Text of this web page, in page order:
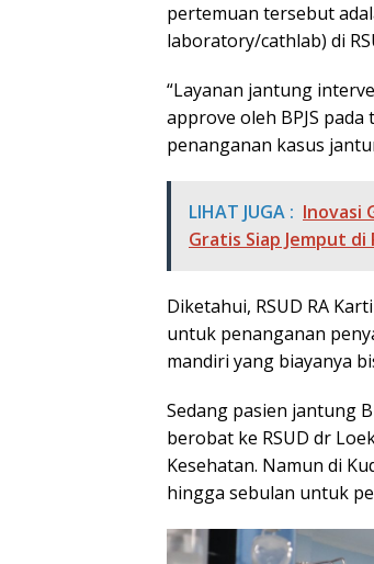
pertemuan tersebut
laboratory/cathlab) di
“Layanan jantung
approve oleh BPJS
penanganan kasus
LIHAT JUGA : Inovasi
Gratis Siap Jemput di
Diketahui, RSUD RA
untuk penanganan
mandiri yang biayanya
Sedang pasien jantung
berobat ke RSUD dr
Kesehatan. Namun di
hingga sebulan untuk